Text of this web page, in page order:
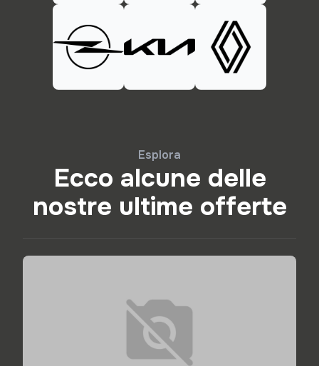
Esplora
Ecco alcune delle
nostre ultime offerte